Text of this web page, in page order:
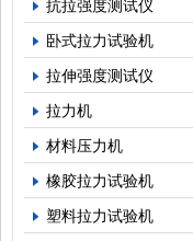
抗拉强度测试仪
卧式拉力试验机
拉伸强度测试仪
拉力机
材料压力机
橡胶拉力试验机
塑料拉力试验机